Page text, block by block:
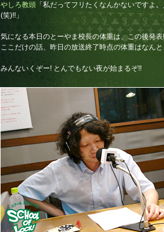
やしろ教頭 「私だってフリたくなんかないですよ
(笑)!!」
気になる本日のとーやま校長の体重は、この後発表
ここだけの話、昨日の放送終了時点の体重はなん
みんないくぞー! とんでもない夜が始まるぞ!!